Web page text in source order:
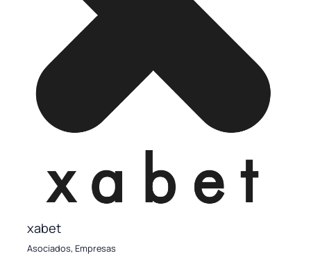
xabet
Asociados,Empresas